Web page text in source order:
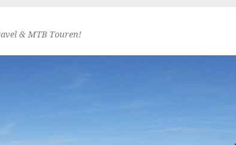
& MTB Touren!